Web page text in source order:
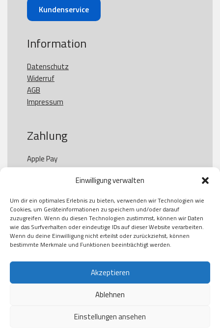
Einwilligung verwalten
Um dir ein optimales Erlebnis zu bieten, verwenden wir Technologien wie
Cookies, um Geräteinformationen zu speichern und/oder darauf
zuzugreifen. Wenn du diesen Technologien zustimmst, können wir Daten
wie das Surfverhalten oder eindeutige IDs auf dieser Website verarbeiten.
Wenn du deine Einwilligung nicht erteilst oder zurückziehst, können
bestimmte Merkmale und Funktionen beeinträchtigt werden.
Akzeptieren
Ablehnen
Einstellungen ansehen
Kundenservice
Information
Datenschutz
Widerruf
AGB
Impressum
Zahlung
Apple Pay
Paypal
Kauf auf Rechung
Klarna
American Express